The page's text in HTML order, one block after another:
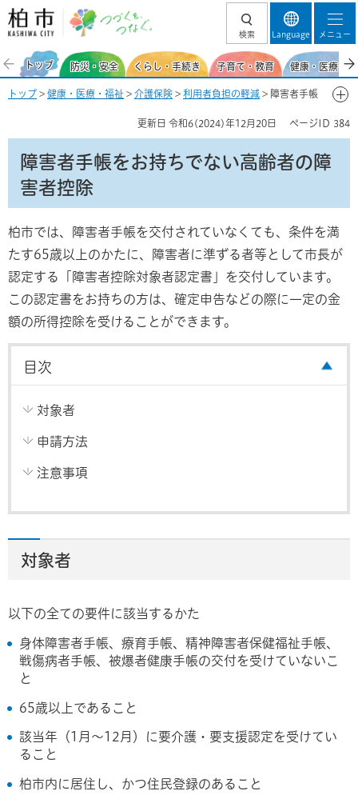
柏市 つづくを、
検索 Language メニュー
トップ 防災・安全 くらし・手続き 子育て・教育 健康・医療・
トップ > 健康・医療・福祉 > 介護保険 > 利用者負担の軽減 > 障害者手帳
更新日 令和6(2024)年12月20日 ページID 384
障害者手帳をお持ちでない高齢者の障
害者控除
柏市では、障害者手帳を交付されていなくても、条件を満
たす65歳以上のかたに、障害者に準ずる者等として市長が
認定する「障害者控除対象者認定書」を交付しています。
この認定書をお持ちの方は、確定申告などの際に一定の金
額の所得控除を受けることができます。
目次
対象者
申請方法
注意事項
対象者
以下の全ての要件に該当するかた
身体障害者手帳、療育手帳、精神障害者保健福祉手帳、
戦傷病者手帳、被爆者健康手帳の交付を受けていないこ
と
65歳以上であること
該当年（1月～12月）に要介護・要支援認定を受けてい
ること
柏市内に居住し、かつ住民登録のあること